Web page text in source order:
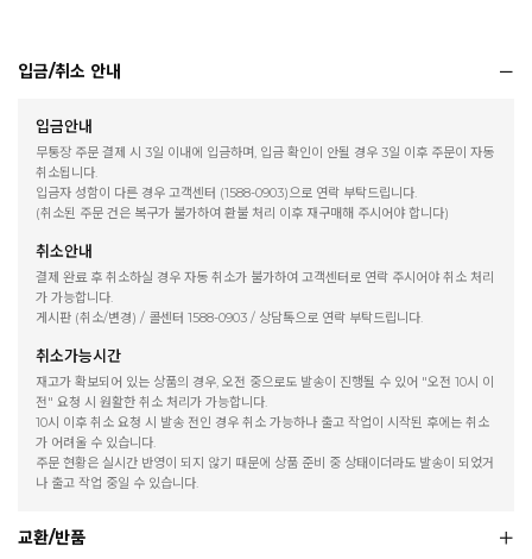
입금/취소 안내
입금안내
무통장 주문 결제 시 3일 이내에 입금하며, 입금 확인이 안될 경우 3일 이후 주문이 자동
취소됩니다.
입금자 성함이 다른 경우 고객센터 (1588-0903)으로 연락 부탁드립니다.
(취소된 주문 건은 복구가 불가하여 환불 처리 이후 재구매해 주시어야 합니다)
취소안내
결제 완료 후 취소하실 경우 자동 취소가 불가하여 고객센터로 연락 주시어야 취소 처리
가 가능합니다.
게시판 (취소/변경) / 콜센터 1588-0903 / 상담톡으로 연락 부탁드립니다.
취소가능시간
재고가 확보되어 있는 상품의 경우, 오전 중으로도 발송이 진행될 수 있어 "오전 10시 이
전" 요청 시 원활한 취소 처리가 가능합니다.
10시 이후 취소 요청 시 발송 전인 경우 취소 가능하나 출고 작업이 시작된 후에는 취소
가 어려울 수 있습니다.
주문 현황은 실시간 반영이 되지 않기 때문에 상품 준비 중 상태이더라도 발송이 되었거
나 출고 작업 중일 수 있습니다.
교환/반품